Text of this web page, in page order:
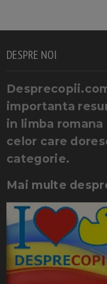
DESPRE NOI
importanta
in limba
celor care
categorie.
Mai multe